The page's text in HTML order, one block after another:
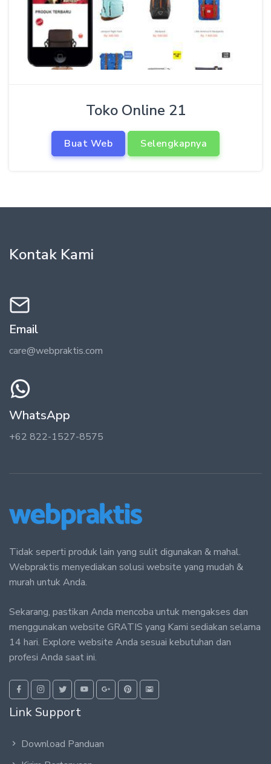
Toko Online 21
Buat Web Selengkapnya
Kontak Kami
Email
care@webpraktis.com
WhatsApp
+62 822-1527-8575
Tidak seperti produk lain yang sulit digunakan & mahal.
Webpraktis menyediakan solusi website yang mudah &
murah untuk Anda.
Sekarang, pastikan Anda mencoba untuk mengakses dan
menggunakan website GRATIS yang Kami sediakan selama
14 hari. Explore website Anda sesuai kebutuhan dan
profesi Anda saat ini.
Link Support
Download Panduan